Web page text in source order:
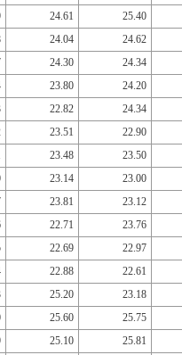
24.61
25.40
24.04
24.62
24.30
24.34
23.80
24.20
22.82
24.34
23.51
22.90
23.48
23.50
23.14
23.00
23.81
23.12
22.71
23.76
22.69
22.97
22.88
22.61
25.20
23.18
25.60
25.75
25.10
25.81